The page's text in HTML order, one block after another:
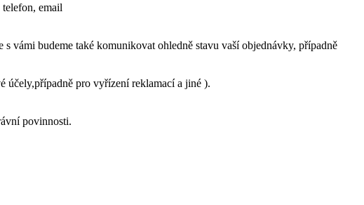
email
s vámi budeme také komunikovat ohledně stavu vaší objednávky, případně
účely,případně pro vyřízení reklamací a jiné ).
povinnosti.